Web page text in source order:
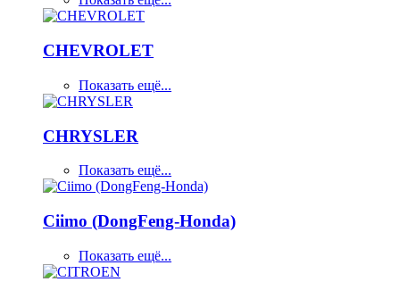
CHEVROLET
Показать ещё...
CHRYSLER
Показать ещё...
Ciimo (DongFeng-Honda)
Показать ещё...